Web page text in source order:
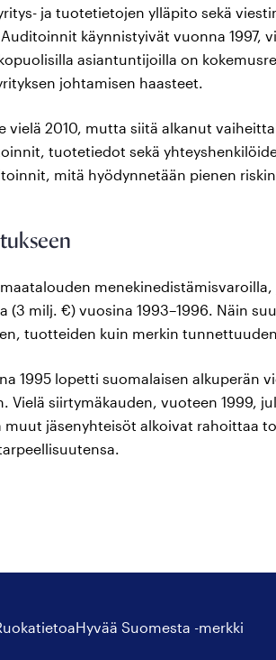
ja tuotetietojen ylläpito sekä
käynnistyivät vuonna 1997,
asiantuntijoilla on
johtamisen haasteet.
vielä 2010, mutta siitä alkanut
tuotetiedot sekä
mitä hyödynnetään pienen
(3 milj. €) vuosina 1993–1996. Näin
tuotteiden kuin merkin
1995 lopetti suomalaisen alkuperän
Vielä siirtymäkauden, vuoteen 1999,
jäsenyhteisöt alkoivat rahoittaa
Hyvää Suomesta -merkki